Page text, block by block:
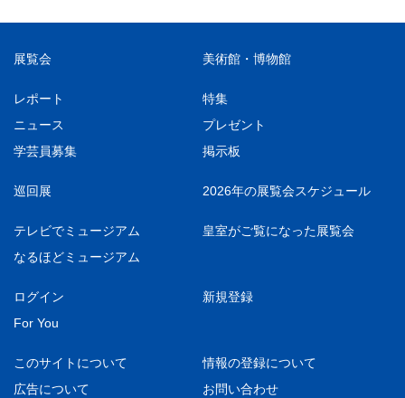
展覧会 美術館・博物館
レポート
特集
ニュース
プレゼント
学芸員募集
掲示板
巡回展 2026年の展覧会スケジュール
テレビでミュージアム
皇室がご覧になった展覧会
なるほどミュージアム
ログイン
新規登録
For You
このサイトについて
情報の登録について
広告について
お問い合わせ